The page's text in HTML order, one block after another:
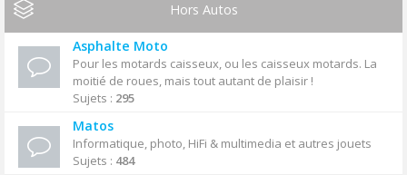
Hors Autos
Asphalte Moto
Pour les motards caisseux, ou les caisseux motards. La
moitié de roues, mais tout autant de plaisir !
Sujets : 295
Matos
Informatique, photo, HiFi & multimedia et autres jouets
Sujets : 484